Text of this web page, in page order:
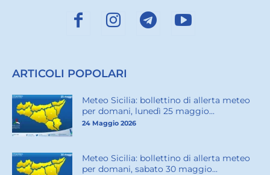
ARTICOLI POPOLARI
Meteo Sicilia: bollettino di allerta meteo
per domani, lunedì 25 maggio...
24 Maggio 2026
Meteo Sicilia: bollettino di allerta meteo
per domani, sabato 30 maggio...